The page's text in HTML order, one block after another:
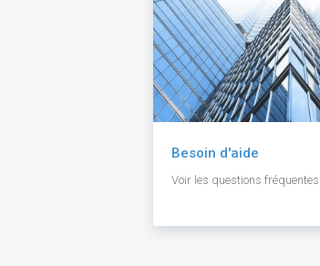
Besoin d'aide
Voir les questions fréquentes.